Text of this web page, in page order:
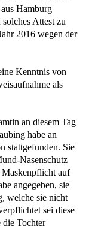
Hamburg
Attest zu
2016 wegen der
Kenntnis von
als
an diesem Tag
habe an
stattgefunden. Sie
Nasenschutz
Maskenpflicht auf
angegeben, sie
welche sie nicht
sei diese
die Tochter